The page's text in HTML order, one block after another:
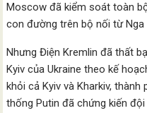
Moscow đã kiểm soát toàn
con đường trên bộ nối từ Nga
Nhưng Điện Kremlin đã thất
Kyiv của Ukraine theo kế
khỏi cả Kyiv và Kharkiv,
thống Putin đã chứng kiến